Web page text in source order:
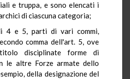
e truppa, e sono elencati i
di ciascuna categoria;
4 e 5, parti di vari commi,
comma dell'art. 5, ove
disciplinate forme di
le altre Forze armate dello
della designazione del